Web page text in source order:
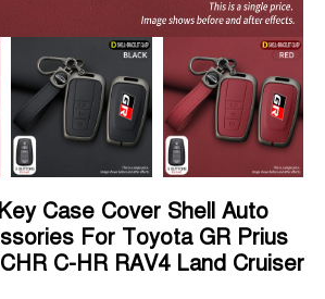
Case Cover Shell Auto
For Toyota GR Prius
C-HR RAV4 Land Cruiser